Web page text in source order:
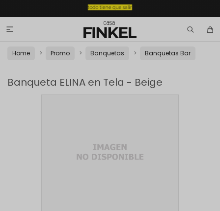

Home Promo Banquetas Banquetas Bar
Banqueta ELINA en Tela - Beige